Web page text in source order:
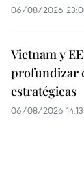
06/08/2026
Vietnam y
profundizar
estratégicas
06/08/2026 14:13